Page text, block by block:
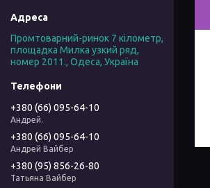
Промтоварний-ринок 7 кілометр,
площадка Милка узкий ряд,
номер 2011., Одеса, Україна
+380 (66) 095-64-10
Андрей.
+380 (66) 095-64-10
Андрей Вайбер
+380 (95) 856-26-80
Татьяна Вайбер